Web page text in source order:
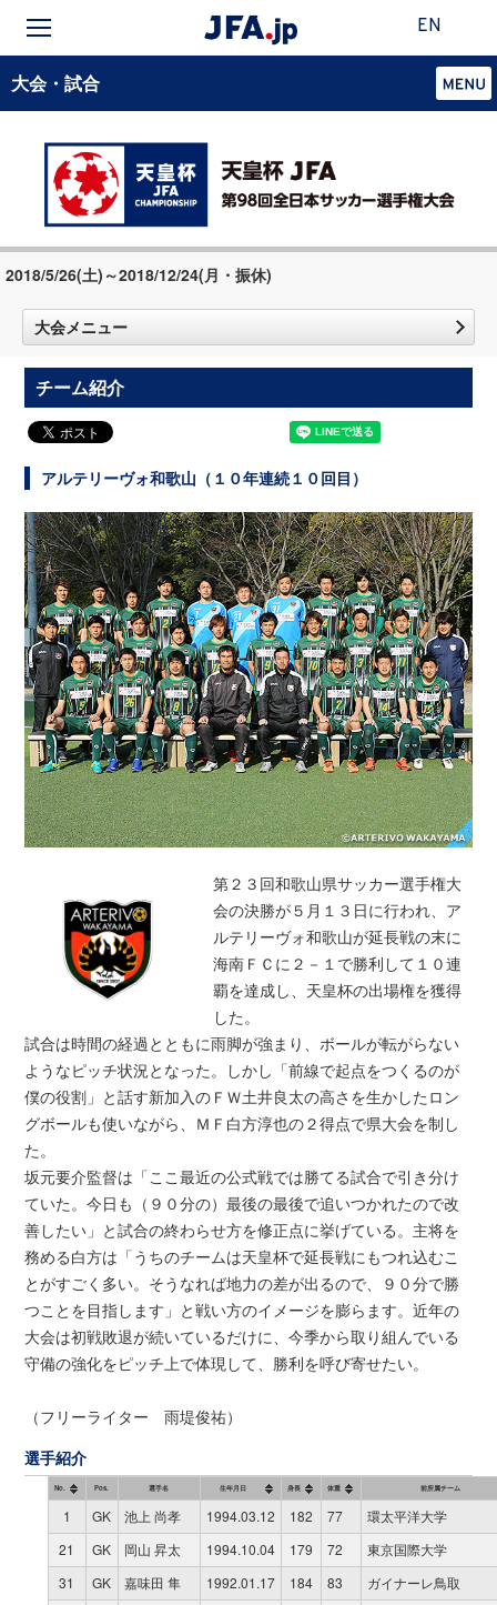
EN
大会・試合
2018/5/26(土)～2018/12/24(月・振休)
大会メニュー
チーム紹介
アルテリーヴォ和歌山（１０年連続１０回目）
第２３回和歌山県サッカー選手権大
会の決勝が５月１３日に行われ、ア
ルテリーヴォ和歌山が延長戦の末に
海南ＦＣに２－１で勝利して１０連
覇を達成し、天皇杯の出場権を獲得
した。
試合は時間の経過とともに雨脚が強まり、ボールが転がらない
ようなピッチ状況となった。しかし「前線で起点をつくるのが
僕の役割」と話す新加入のＦＷ土井良太の高さを生かしたロン
グボールも使いながら、ＭＦ白方淳也の２得点で県大会を制し
た。
坂元要介監督は「ここ最近の公式戦では勝てる試合で引き分け
ていた。今日も（９０分の）最後の最後で追いつかれたので改
善したい」と試合の終わらせ方を修正点に挙げている。主将を
務める白方は「うちのチームは天皇杯で延長戦にもつれ込むこ
とがすごく多い。そうなれば地力の差が出るので、９０分で勝
つことを目指します」と戦い方のイメージを膨らます。近年の
大会は初戦敗退が続いているだけに、今季から取り組んでいる
守備の強化をピッチ上で体現して、勝利を呼び寄せたい。
（フリーライター 雨堤俊祐）
選手紹介
No. Pos. 選手名 生年月日 身長 体重 前所属チーム
1 GK 池上 尚孝 1994.03.12 182 77
環太平洋大学
21
GK 岡山 昇太 1994.10.04 179 72
東京国際大学
31
GK 嘉味田 隼 1992.01.17 184 83
ガイナーレ鳥取